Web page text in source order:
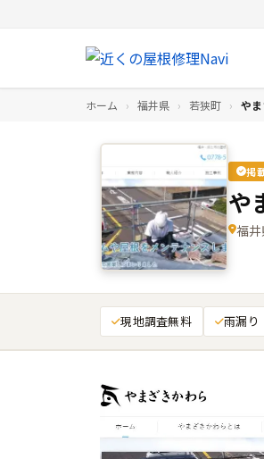
ホーム › 福井県 › 若狭町 › や
掲
や
福
現地調査無料 雨漏り